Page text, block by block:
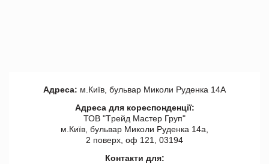
Адреса: м.Київ, бульвар Миколи Руденка 14А
Адреса для кореспонденції:
ТОВ "Tрейд Мастер Груп"
м.Київ, бульвар Миколи Руденка 14а,
2 поверх, оф 121, 03194
Контакти для: